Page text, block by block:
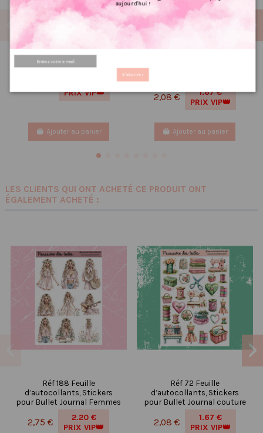
Stickers holographique
Colibri
PRIX VIP👑
Ajouter au panier
pour Bullet Journal papillon
2,08 €
1.67 €
PRIX VIP👑
Ajouter au panier
LES CLIENTS QUI ONT ACHETÉ CE PRODUIT ONT
ÉGALEMENT ACHETÉ :
Réf 188 Feuille
d’autocollants, Stickers
pour Bullet Journal Femmes
2,75 €
2.20 €
PRIX VIP👑
Réf 72 Feuille
d’autocollants, Stickers
pour Bullet Journal couture
2,08 €
1.67 €
PRIX VIP👑
aujourd'hui !
S'abonner